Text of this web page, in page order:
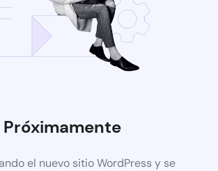
Próximamente
el nuevo sitio WordPress y se